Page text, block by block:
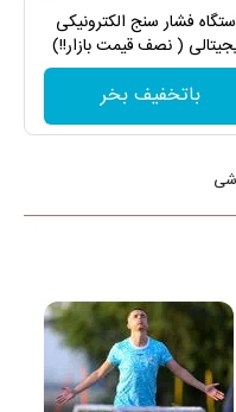
فشار سنج الکترونیکی
( نصف قیمت بازار!!)
باتخفیف بخر